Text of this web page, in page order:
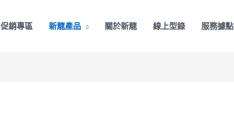
促銷專區 新龍產品 關於新龍 線上型錄 服務據點